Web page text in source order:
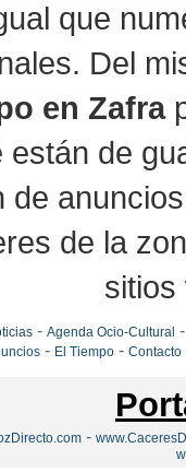
que
Del
en Zafra
están de
de
de la
sitios
-Agenda Ocio-Cultural
- El Tiempo -Contacto
-